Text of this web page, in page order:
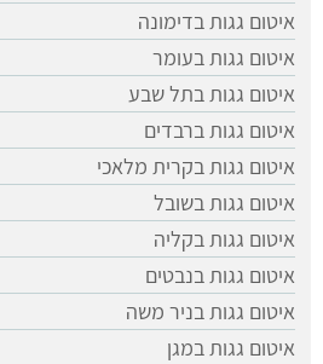
איטום גגות בדימונה
איטום גגות בעומר
איטום גגות בתל שבע
איטום גגות ברבדים
איטום גגות בקרית מלאכי
איטום גגות בשובל
איטום גגות בקליה
איטום גגות בנבטים
איטום גגות בניר משה
איטום גגות במגן